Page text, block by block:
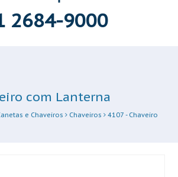
2684-9000
com Lanterna
e Chaveiros Chaveiros 4107 - Chaveiro